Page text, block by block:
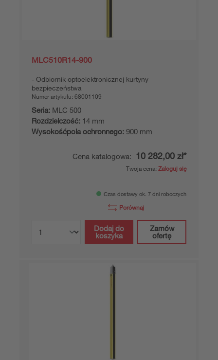
MLC510R14-900
Odbiornik optoelektronicznej kurtyny
bezpieczeństwa
Numer artykułu: 68001109
Seria: MLC 500
Rozdzielczość: 14 mm
Wysokośćpola ochronnego: 900 mm
Cena katalogowa: 10 282,00 zł*
Twoja cena: Zaloguj się
Czas dostawy ok. 7 dni roboczych
Porównaj
Dodaj do
koszyka
Zamów
ofertę